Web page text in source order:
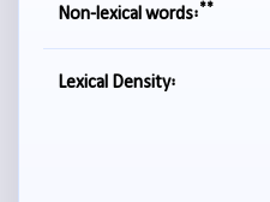
Non-lexical words:**
Lexical Density: